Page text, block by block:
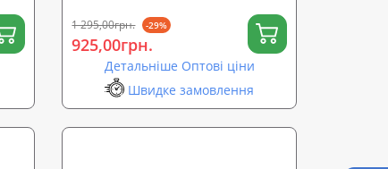
1 295,00грн. -29%
925,00грн.
Детальніше Оптові ціни
Швидке замовлення